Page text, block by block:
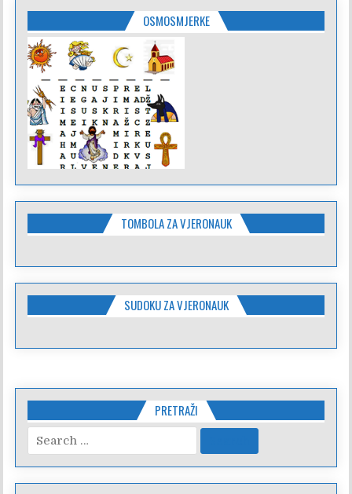
OSMOSMJERKE
TOMBOLA ZA VJERONAUK
SUDOKU ZA VJERONAUK
PRETRAŽI
Search
for: